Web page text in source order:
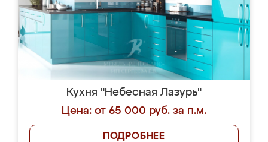
Кухня "Небесная Лазурь"
Цена: от 65 000 руб. за п.м.
ПОДРОБНЕЕ